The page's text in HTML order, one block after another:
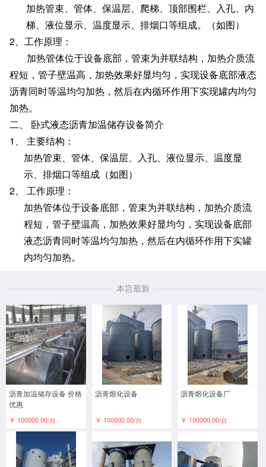
加热管束、管体、保温层、爬梯、顶部围栏、入孔、内
梯、液位显示、温度显示、排烟口等组成。（如图）
2、工作原理：
加热管体位于设备底部，管束为并联结构，加热介质流
程短，管子壁温高，加热效果好显均匀，实现设备底部液态
沥青同时等温均匀加热，然后在内循环作用下实现罐内均匀
加热。
二、 卧式液态沥青加温储存设备简介
1、 主要结构：
加热管束、管体、保温层、入孔、液位显示、温度显
示、排烟口等组成（如图）
2、 工作原理：
加热管体位于设备底部，管束为并联结构，加热介质流
程短，管子壁温高，加热效果好显均匀，实现设备底部
液态沥青同时等温均匀加热，然后在内循环作用下实罐
内均匀加热。
本店最新
沥青加温储存设备 价格
优惠
￥ 100000.00/台
沥青熔化设备
￥ 100000.00/台
沥青熔化设备厂
￥ 100000.00/台